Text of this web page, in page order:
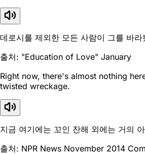
데로시를 제외한 모든 사람이 그를 바라
출처: "Education of Love" January
Right now, there's almost nothing
twisted wreckage.
지금 여기에는 꼬인 잔해 외에는 거의
출처: NPR News November 2014